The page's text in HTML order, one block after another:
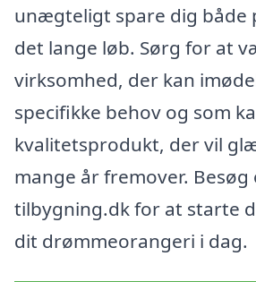
unægteligt spare dig både
det lange løb. Sørg for at
virksomhed, der kan
specifikke behov og som
kvalitetsprodukt, der vil
mange år fremover.
tilbygning.dk for at starte
dit drømmeorangeri i dag.